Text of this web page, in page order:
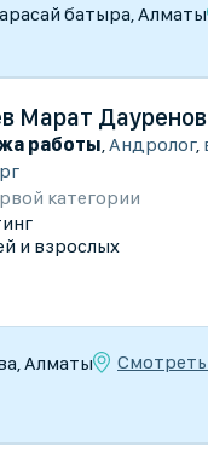
батыра, Алматы
Марат
работы,Андролог,
категории
и взрослых
Алматы
Смотреть